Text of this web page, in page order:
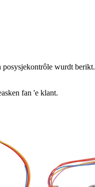
posysjekontrôle wurdt berikt.
fan 'e klant.